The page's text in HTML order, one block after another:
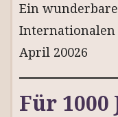
Ein
Internationalen
April 20026
Für 1000